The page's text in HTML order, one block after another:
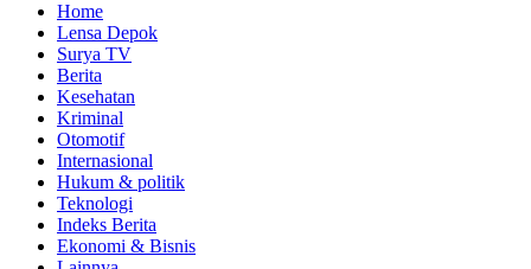
Home
Lensa Depok
Surya TV
Berita
Kesehatan
Kriminal
Otomotif
Internasional
Hukum & politik
Teknologi
Indeks Berita
Ekonomi & Bisnis